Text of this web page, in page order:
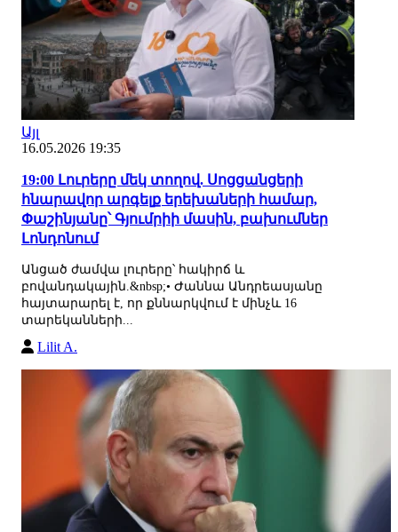
Այլ
16.05.2026 19:35
19:00 Լուրերը մեկ տողով. Սոցցանցերի
հնարավոր արգելք երեխաների համար,
Փաշինյանը՝ Գյումրիի մասին, բախումներ
Լոնդոնում
Անցած ժամվա լուրերը՝ հակիրճ և
բովանդակային.&nbsp;• Ժաննա Անդրեասյանը
հայտարարել է, որ քննարկվում է մինչև 16
տարեկանների...
Lilit A.